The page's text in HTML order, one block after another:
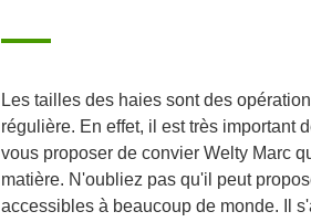
Les tailles des haies sont des
régulière. En effet, il est très important
vous proposer de convier Welty Marc
matière. N'oubliez pas qu'il peut
accessibles à beaucoup de monde. Il